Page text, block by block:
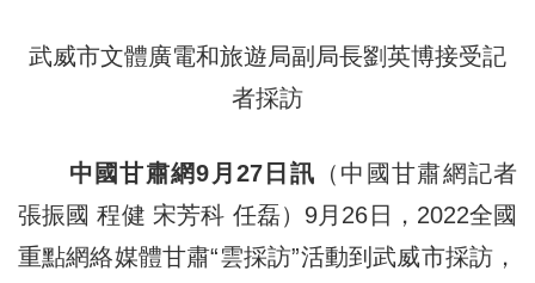
武威市文體廣電和旅遊局副局長劉英博接受記
者採訪
中國甘肅網9月27日訊 （中國甘肅網記者
張振國 程健 宋芳科 任磊）9月26日，2022全國
重點網絡媒體甘肅“雲採訪”活動到武威市採訪，